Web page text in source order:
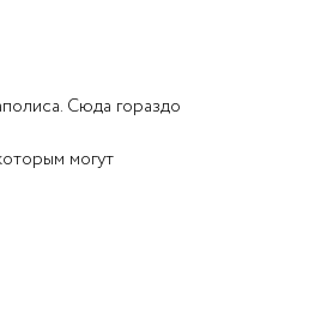
Сюда гораздо
могут